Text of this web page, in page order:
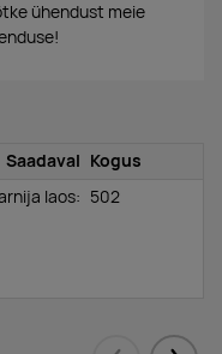
ühendust meie
Saadaval Kogus
laos: 502